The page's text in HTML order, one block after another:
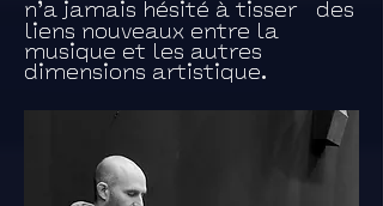
n’a jamais hésité à tisser des
liens nouveaux entre la
musique et les autres
dimensions artistique.